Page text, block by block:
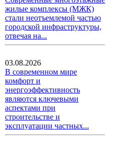
жилые комплексы (МЖК)
стали неотъемлемой частью
городской инфраструктуры,
отвечая на...
03.08.2026
В современном мире
комфорт и
энергоэффективность
являются ключевыми
аспектами при
строительстве и
эксплуатации частных...